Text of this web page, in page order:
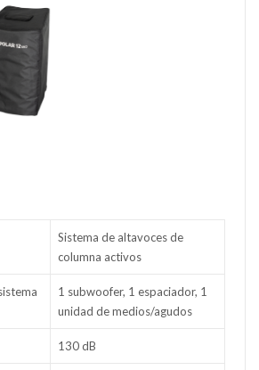
Sistema de altavoces de
columna activos
1 subwoofer, 1 espaciador, 1
unidad de medios/agudos
130 dB